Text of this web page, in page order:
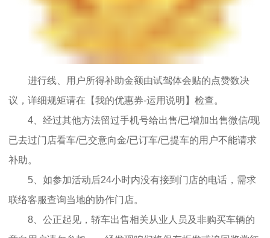
进行线、用户所得补助金额由试驾体会贴的点赞数决
议，详细规矩请在【我的优惠券-运用说明】检查。
4、经过其他方法留过手机号给出售/已增加出售微信/现
已去过门店看车/已交意向金/已订车/已提车的用户不能请求
补助。
5、如参加活动后24小时内没有接到门店的电话，需求
联络客服查询当地的协作门店。
8、公正起见，轿车出售相关从业人员及非购买车辆的